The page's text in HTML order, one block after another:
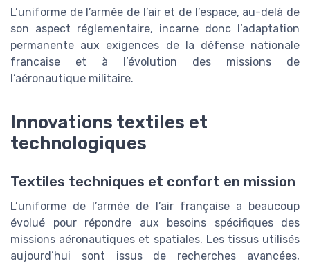
L’uniforme de l’armée de l’air et de l’espace, au-delà de
son aspect réglementaire, incarne donc l’adaptation
permanente aux exigences de la défense nationale
francaise et à l’évolution des missions de
l’aéronautique militaire.
Innovations textiles et
technologiques
Textiles techniques et confort en mission
L’uniforme de l’armée de l’air française a beaucoup
évolué pour répondre aux besoins spécifiques des
missions aéronautiques et spatiales. Les tissus utilisés
aujourd’hui sont issus de recherches avancées,